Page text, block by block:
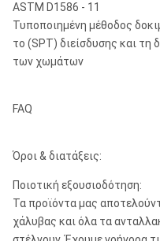
ASTM D1586 - 11
Τυποποιημένη μέθοδος
το (SPT) διείσδυσης και τη
των χωμάτων
FAQ
Όροι & διατάξεις:
Ποιοτική εξουσιοδότηση:
Τα προϊόντα μας
χάλυβας και όλα τα